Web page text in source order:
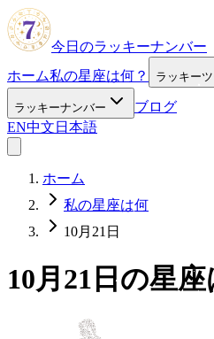
今日のラッキーナンバー
ホーム私の星座は何？ ラッキー
ラッキーナンバー
ブログ
EN中文 日本語
ホーム
私の星座は何
10月21日
10月21日の星座